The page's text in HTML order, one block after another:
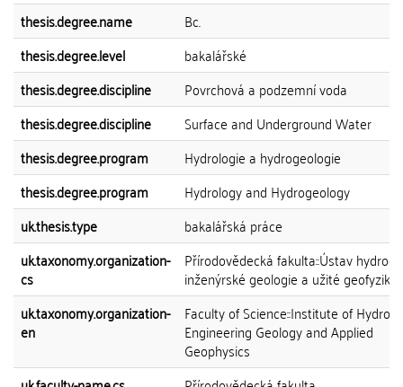
thesis.degree.name
Bc.
thesis.degree.level
bakalářské
thesis.degree.discipline
Povrchová a podzemní voda
thesis.degree.discipline
Surface and Underground Water
thesis.degree.program
Hydrologie a hydrogeologie
thesis.degree.program
Hydrology and Hydrogeology
uk.thesis.type
bakalářská práce
uk.taxonomy.organization-
cs
Přírodovědecká fakulta::Ústav
inženýrské geologie a užité geofyziky
uk.taxonomy.organization-
en
Faculty of Science::Institute of
Engineering Geology and Applied
Geophysics